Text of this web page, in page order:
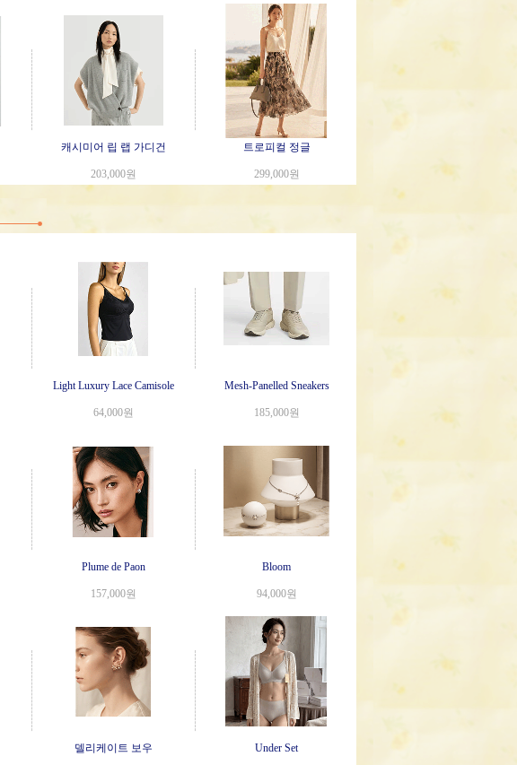
캐시미어 립 랩 가디건
203,000원
트로피컬 정글
299,000원
Light Luxury Lace Camisole
64,000원
Mesh-Panelled Sneakers
185,000원
Plume de Paon
157,000원
Bloom
94,000원
델리케이트 보우 Under Set